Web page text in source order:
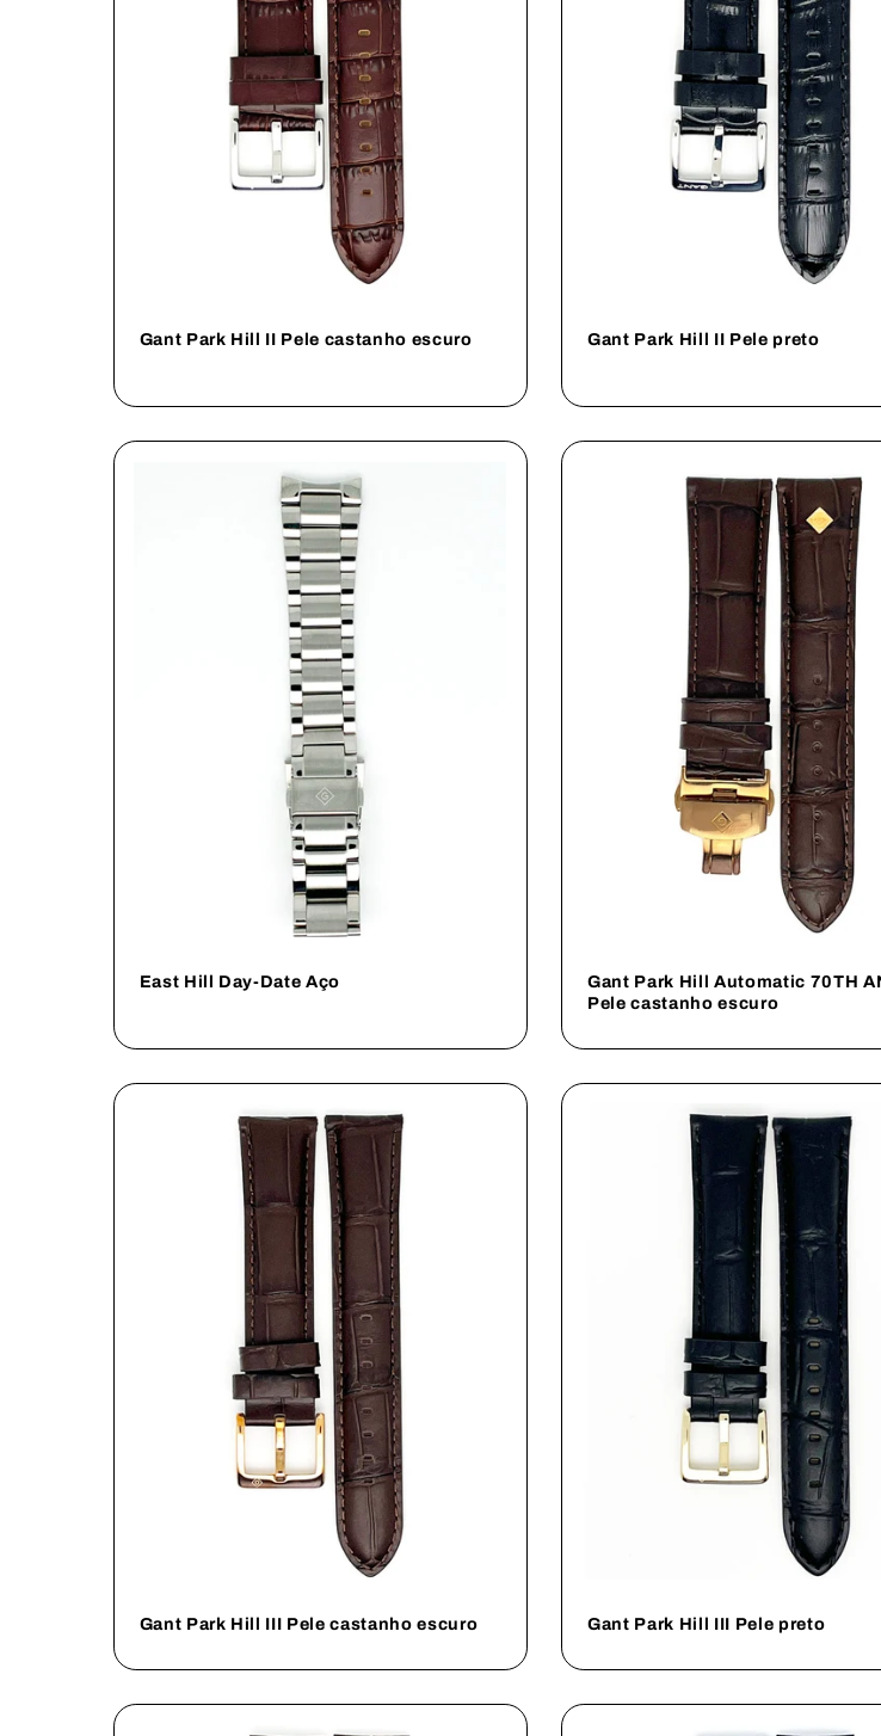
Gant Park Hill II Pele castanho escuro Gant Park Hill II Pele preto
East Hill Day-Date Aço
Gant Park Hill Automatic 70TH
Pele castanho escuro
Gant Park Hill III Pele castanho escuro Gant Park Hill III Pele preto